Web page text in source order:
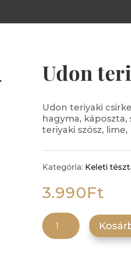
Udon
Udon teriyaki
hagyma,
teriyaki szósz,
Kategória: Keleti
3.990Ft
Udon teriyaki csirke mennyiség